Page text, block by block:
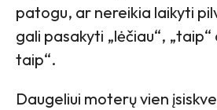
patogu, ar nereikia laikyti
gali pasakyti „lėčiau“, „taip“
taip“.
Daugeliui moterų vien